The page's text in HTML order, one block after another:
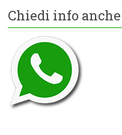
Chiedi info